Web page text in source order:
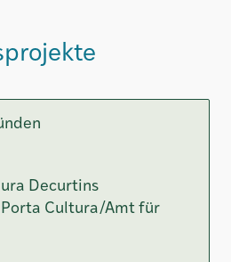
Decurtins
Cultura/Amt für